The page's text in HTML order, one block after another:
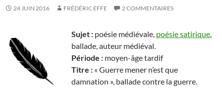
24 JUIN 2016 FRÉDÉRIC EFFE 2 COMMENTAIRES
Sujet : poésie médiévale, poésie satirique,
ballade, auteur médiéval.
Période : moyen-âge tardif
Titre : « Guerre mener n’est que
damnation », ballade contre la guerre.